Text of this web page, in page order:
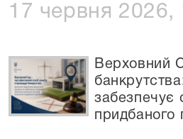
17 червня 2026,
Верховний
забезпечує
придбаного